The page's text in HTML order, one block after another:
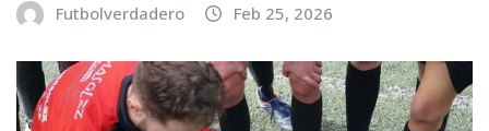
Futbolverdadero Feb 25, 2026